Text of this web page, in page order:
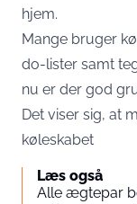
hjem.
Mange bruger
do-lister samt
nu er der god
Det viser sig, at
køleskabet
Læs også
Alle ægtepar